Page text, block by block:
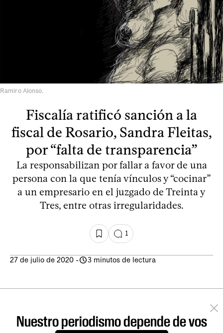
Ramiro Alonso.
Fiscalía ratificó sanción a la
fiscal de Rosario, Sandra Fleitas,
por “falta de transparencia”
La responsabilizan por fallar a favor de una
persona con la que tenía vínculos y “cocinar”
a un empresario en el juzgado de Treinta y
Tres, entre otras irregularidades.
1
27 de julio de 2020 - 3 minutos de lectura
Nuestro periodismo depende de vos